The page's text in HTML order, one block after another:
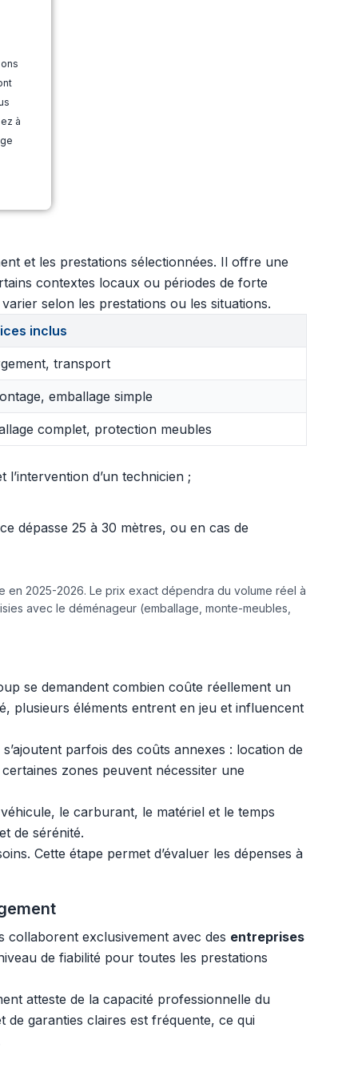
à
et les prestations sélectionnées. Il offre une
contextes locaux ou périodes de forte
selon les prestations ou les situations.
inclus
transport
emballage simple
complet, protection meubles
d’un technicien ;
dépasse 25 à 30 mètres, ou en cas de
en 2025-2026. Le prix exact dépendra du volume réel à
avec le déménageur (emballage, monte-meubles,
se demandent combien coûte réellement un
plusieurs éléments entrent en jeu et influencent
parfois des coûts annexes : location de
zones peuvent nécessiter une
le carburant, le matériel et le temps
de sérénité.
Cette étape permet d’évaluer les dépenses à
collaborent exclusivement avec des entreprises
de fiabilité pour toutes les prestations
atteste de la capacité professionnelle du
garanties claires est fréquente, ce qui